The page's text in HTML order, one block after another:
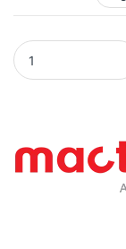
Vinilo Mactac